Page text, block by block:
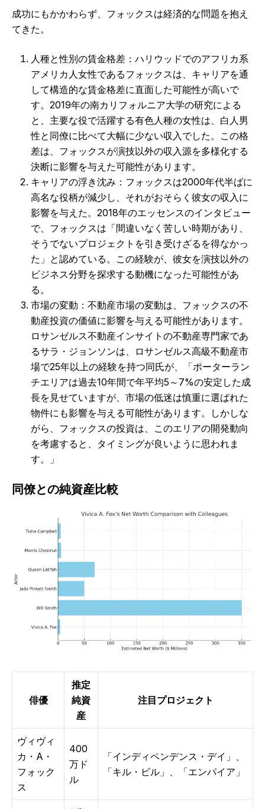
成功にもかかわらず、フォックスは経済的な問題を抱え
てきた。
人種と性別の賃金格差：ハリウッドでのアフリカ系
アメリカ人女性であるフォックスは、キャリアを通
して構造的な賃金格差に直面した可能性が高いで
す。2019年の南カリフォルニア大学の研究による
と、主要な役で活躍する有色人種の女性は、白人男
性と同僚に比べて大幅に少ない収入でした。この格
差は、フォックスが演技以外の収入源を多様化する
決断に影響を与えた可能性があります。
キャリアの浮き沈み：フォックスは2000年代半ばに
高名な役柄が減少し、それがおそらく彼女の収入に
影響を与えた。2018年のエッセンスのインタビュー
で、フォックスは「間違いなく苦しい時期があり、
そうでないプロジェクトを引き受けざるを得なかっ
た」と認めている。この経験が、彼女を演技以外の
ビジネス分野を探求する動機になった可能性があ
る。
市場の変動：不動産市場の変動は、フォックスの不
動産投資の価値に影響を与える可能性があります。
ロサンゼルス不動産インサイトの不動産専門家であ
るサラ・ジョンソンは、ロサンゼルス高級不動産市
場で25年以上の経験を持つ同氏が、「ポーターラン
チエリアは過去10年間で年平均5～7%の安定した成
長を見せていますが、市場の低迷は慎重に選ばれた
物件にも影響を与える可能性があります。しかしな
がら、フォックスの投資は、このエリアの開発動向
を考慮すると、タイミングが良いように思われま
す。」
同僚との純資産比較
俳優
推定
純資
産
注目プロジェクト
ヴィヴィ
カ・A・
フォック
ス
400
万ド
ル
「インディペンデンス・デイ」、
「キル・ビル」、「エンパイア」